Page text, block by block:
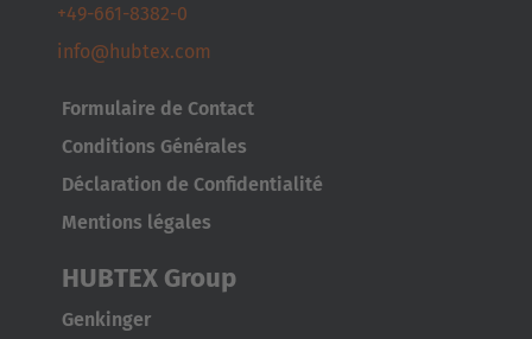
+49-661-8382-0
info@hubtex.com
Formulaire de Contact
Conditions Générales
Déclaration de Confidentialité
Mentions légales
HUBTEX Group
Genkinger